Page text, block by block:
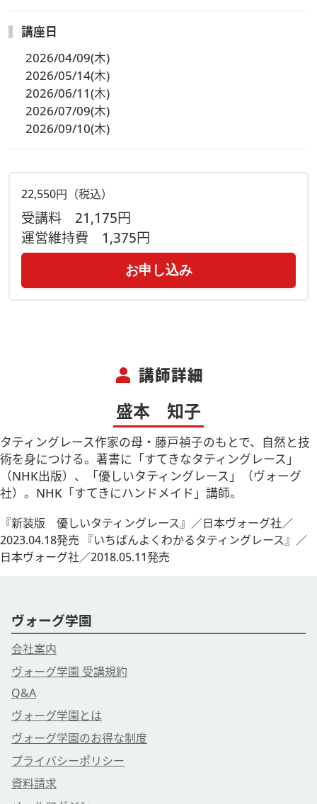
講座日
2026/04/09(木)
2026/05/14(木)
2026/06/11(木)
2026/07/09(木)
2026/09/10(木)
22,550円（税込）
受講料 21,175円
運営維持費 1,375円
お申し込み
person 講師詳細
盛本 知子
タティングレース作家の母・藤戸禎子のもとで、自然と技
術を身につける。著書に「すてきなタティングレース」
（NHK出版）、「優しいタティングレース」（ヴォーグ
社）。NHK「すてきにハンドメイド」講師。
『新装版 優しいタティングレース』／日本ヴォーグ社／
2023.04.18発売 『いちばんよくわかるタティングレース』／
日本ヴォーグ社／2018.05.11発売
ヴォーグ学園
会社案内
ヴォーグ学園 受講規約
Q&A
ヴォーグ学園とは
ヴォーグ学園のお得な制度
プライバシーポリシー
資料請求